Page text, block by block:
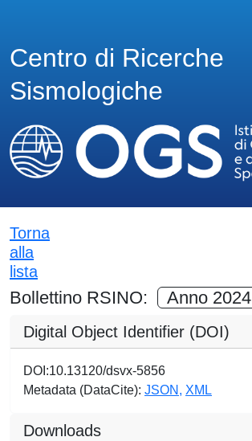
Centro di Ricerche
Sismologiche
Torna
alla
lista
Bollettino RSINO: Anno 2024
Digital Object Identifier (DOI)
DOI:10.13120/dsvx-5856
Metadata (DataCite): JSON, XML
Downloads